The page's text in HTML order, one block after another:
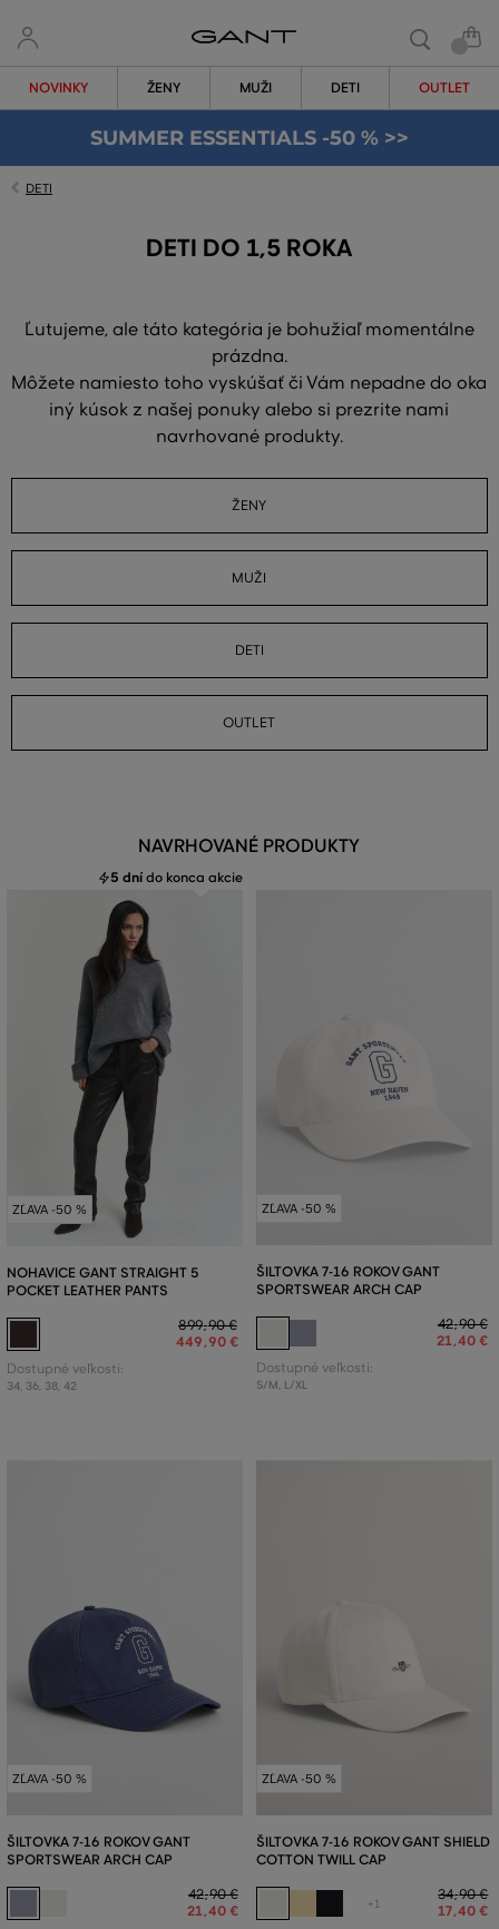
NOVINKY ŽENY MUŽI DETI OUTLET
SUMMER ESSENTIALS -50 % >>
DETI
DETI DO 1,5 ROKA
Ľutujeme, ale táto kategória je bohužiaľ momentálne
prázdna.
Môžete namiesto toho vyskúšať či Vám nepadne do oka
iný kúsok z našej ponuky alebo si prezrite nami
navrhované produkty.
ŽENY
MUŽI
DETI
OUTLET
NAVRHOVANÉ PRODUKTY
5 dní do konca akcie
ZĽAVA -50 %
NOHAVICE GANT STRAIGHT 5
POCKET LEATHER PANTS
899,90 €
449,90 €
Dostupné veľkosti:
34, 36, 38, 42
ZĽAVA -50 %
ŠILTOVKA 7-16 ROKOV GANT
SPORTSWEAR ARCH CAP
42,90 €
21,40 €
Dostupné veľkosti:
S/M, L/XL
ZĽAVA -50 %
ŠILTOVKA 7-16 ROKOV GANT
SPORTSWEAR ARCH CAP
42,90 €
21,40 €
ZĽAVA -50 %
ŠILTOVKA 7-16 ROKOV GANT SHIELD
COTTON TWILL CAP
+1
34,90 €
17,40 €